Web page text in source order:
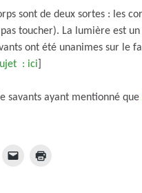
sont de deux sortes : les
toucher). La lumière est
ont été unanimes sur le
: ici
savants ayant mentionné que